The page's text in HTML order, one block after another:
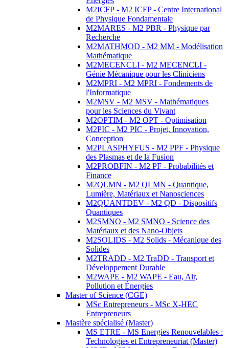
M2ICFP - M2 ICFP - Centre International
de Physique Fondamentale
M2MARES - M2 PBR - Physique par
Recherche
M2MATHMOD - M2 MM - Modélisation
Mathématique
M2MECENCLI - M2 MECENCLI -
Génie Mécanique pour les Cliniciens
M2MPRI - M2 MPRI - Fondements de
l'Informatique
M2MSV - M2 MSV - Mathématiques
pour les Sciences du Vivant
M2OPTIM - M2 OPT - Optimisation
M2PIC - M2 PIC - Projet, Innovation,
Conception
M2PLASPHYFUS - M2 PPF - Physique
des Plasmas et de la Fusion
M2PROBFIN - M2 PF - Probabilités et
Finance
M2QLMN - M2 QLMN - Quantique,
Lumière, Matériaux et Nanosciences
M2QUANTDEV - M2 QD - Dispositifs
Quantiques
M2SMNO - M2 SMNO - Science des
Matériaux et des Nano-Objets
M2SOLIDS - M2 Solids - Mécanique des
Solides
M2TRADD - M2 TraDD - Transport et
Développement Durable
M2WAPE - M2 WAPE - Eau, Air,
Pollution et Énergies
Master of Science (CGE)
MSc Entrepreneurs - MSc X-HEC
Entrepreneurs
Mastère spécialisé (Master)
MS ETRE - MS Energies Renouvelables :
Technologies et Entrepreneuriat (Master)